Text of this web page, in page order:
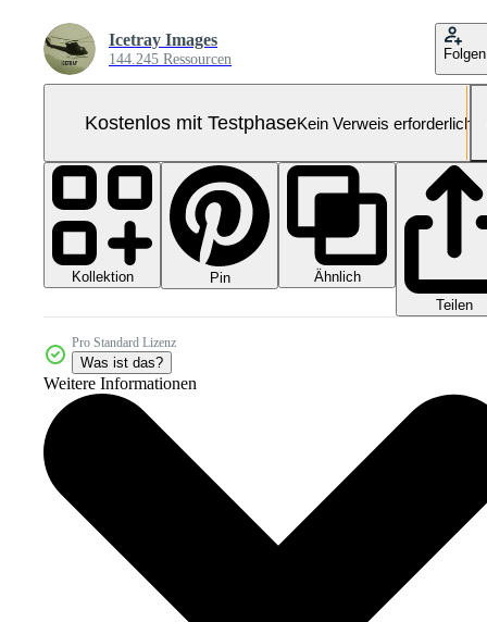
Icetray Images
144.245 Ressourcen Folgen
Kostenlos mit TestphaseKein Verweis erforderlich
Kollektion Pin
Ähnlich
Teilen
Pro Standard Lizenz
Was ist das?
Weitere Informationen